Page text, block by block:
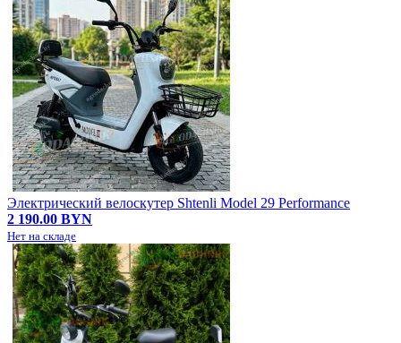
Электрический велоскутер Shtenli Model 29 Performance
2 190.00 BYN
Нет на складе